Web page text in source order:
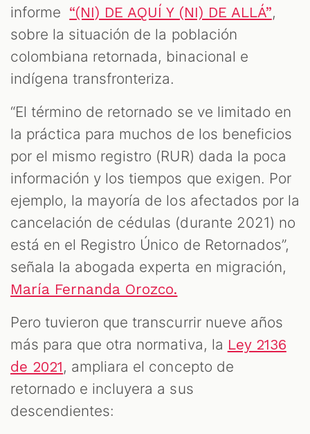
informe “(NI) DE AQUÍ Y (NI) DE ALLÁ”,
sobre la situación de la población
colombiana retornada, binacional e
indígena transfronteriza.
“El término de retornado se ve limitado en
la práctica para muchos de los beneficios
por el mismo registro (RUR) dada la poca
información y los tiempos que exigen. Por
ejemplo, la mayoría de los afectados por la
cancelación de cédulas (durante 2021) no
está en el Registro Único de Retornados”,
señala la abogada experta en migración,
María Fernanda Orozco.
Pero tuvieron que transcurrir nueve años
más para que otra normativa, la Ley 2136
de 2021, ampliara el concepto de
retornado e incluyera a sus
descendientes: